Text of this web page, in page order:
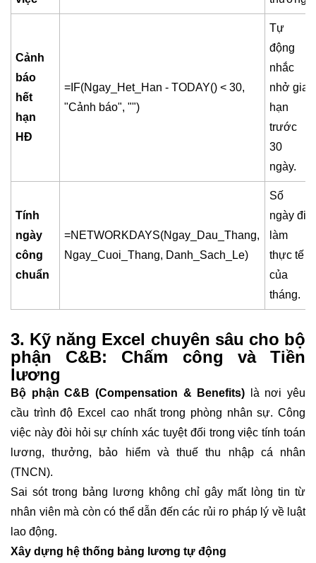
Cảnh
báo
hết
hạn
HĐ
=IF(Ngay_Het_Han - TODAY() < 30,
"Cảnh báo", "")
Tự
động
nhắc
nhở gia
hạn
trước
30
ngày.
Tính
ngày
công
chuẩn
=NETWORKDAYS(Ngay_Dau_Thang,
Ngay_Cuoi_Thang, Danh_Sach_Le)
Số
ngày đi
làm
thực tế
của
tháng.
3. Kỹ năng Excel chuyên sâu cho bộ
phận C&B: Chấm công và Tiền
lương
Bộ phậnC&B (Compensation & Benefits)
là nơi yêu
cầu trình độ Excel cao nhất trong phòng nhân sự. Công
việc này đòi hỏi sự chính xác tuyệt đối trong việc tính toán
lương, thưởng, bảo hiểm và thuế thu nhập cá nhân
(TNCN).
Sai sót trong bảng lương không chỉ gây mất lòng tin từ
nhân viên mà còn có thể dẫn đến các rủi ro pháp lý về luật
lao động.
Xây dựng hệ thống bảng lương tự động